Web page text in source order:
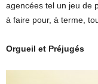
agencées tel un jeu de
à faire pour, à terme,
Orgueil et Préjugés